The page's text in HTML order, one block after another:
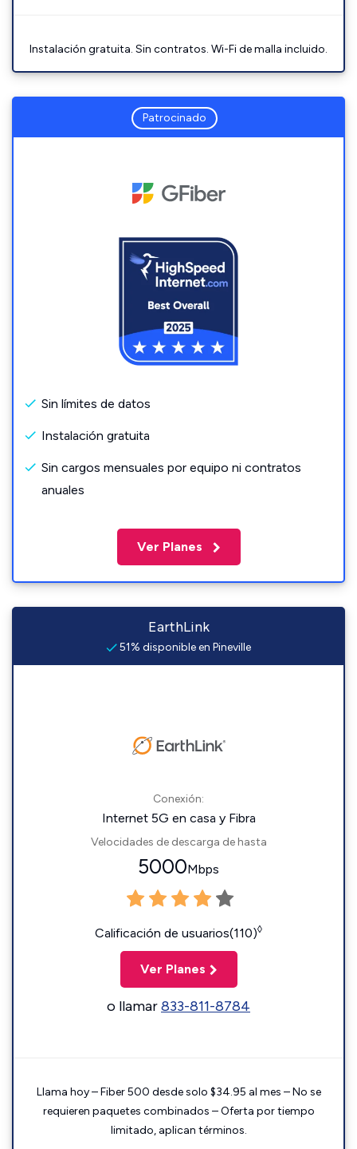
Instalación gratuita. Sin contratos. Wi-Fi de malla incluido.
Patrocinado
Sin límites de datos
Instalación gratuita
Sin cargos mensuales por equipo ni contratos
anuales
Ver Planes
EarthLink
51% disponible en Pineville
Conexión:
Internet 5G en casa y Fibra
Velocidades de descarga de hasta
5000Mbps
Calificación de usuarios(110)◊
Ver Planes
o llamar833-811-8784
Llama hoy – Fiber 500 desde solo $34.95 al mes – No se
requieren paquetes combinados – Oferta por tiempo
limitado, aplican términos.